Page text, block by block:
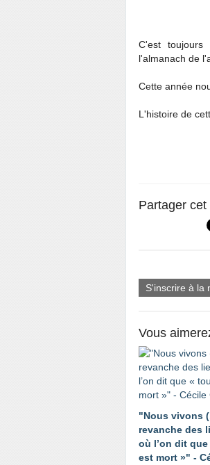
C'est
l'almanach de
Cette année
L'histoire de
Partager cet
S'inscrire à la
Vous
"Nous vivons
revanche des
où l’on dit
est mort »" -